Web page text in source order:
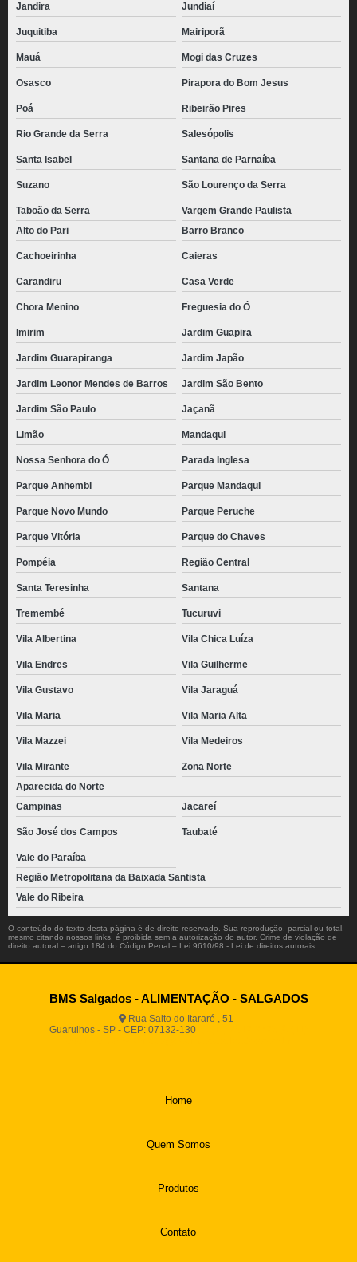
Baixada Santista
pão de queijo congelado 1kg Vila Mariana
pão de queijo caseiro congelado Santa Cruz
distribuidora de pão de queijo de parmesão congelado Belém
pães de queijo congelado atacado CECAP
pão de queijo congelado 1kg Granja Julieta
pão de queijo recheado congelado para revenda valor Poá
pão de queijo de parmesão congelado valor Jardim Leonor
pão de queijo mineiro congelado Ribeirão Pires
pães de queijo caseiro congelado Vila Matilde
distribuidora de pão de queijo palito congelado Bosque Maia
pão de queijo recheado com catupiry congelado Guarulhos
pão de queijo recheado com catupiry congelado valor Santo André
distribuidora de pão de queijo chipa congelado Granja Julieta
pães de queijo gourmet congelado Pompéia
pão de queijo gourmet congelado Chora Menino
distribuidora de pão de queijo recheado com catupiry congelado Jardim
pães de queijo gourmet congelado Butantã
preço de pão de queijo chipa congelado Santo André
pão de queijo empanado congelado valor Barueri
distribuidora de pão de queijo recheado congelado para revenda Vila
Guilherme
distribuidora de pão de queijo chipa congelado Parque Cecap
distribuidora de pão de queijo palito congelado Jardim Londrina
preço de pão de queijo recheado com catupiry congelado Vila Augusta
Jandira Jundiaí
Juquitiba Mairiporã
Mauá Mogi das Cruzes
Osasco Pirapora do Bom Jesus
Poá Ribeirão Pires
Rio Grande da Serra Salesópolis
Santa Isabel Santana de Parnaíba
Suzano São Lourenço da Serra
Taboão da Serra
Vargem Grande Paulista
Alto do Pari
Barro Branco
Cachoeirinha Caieras
Carandiru Casa Verde
Chora Menino Freguesia do Ó
Imirim Jardim Guapira
Jardim Guarapiranga Jardim Japão
Jardim Leonor Mendes de Barros Jardim São Bento
Jardim São Paulo Jaçanã
Limão Mandaqui
Nossa Senhora do Ó Parada Inglesa
Parque Anhembi Parque Mandaqui
Parque Novo Mundo Parque Peruche
Parque Vitória Parque do Chaves
Pompéia Região Central
Santa Teresinha Santana
Tremembé Tucuruvi
Vila Albertina Vila Chica Luíza
Vila Endres Vila Guilherme
Vila Gustavo Vila Jaraguá
Vila Maria Vila Maria Alta
Vila Mazzei Vila Medeiros
Vila Mirante
Zona Norte
Aparecida do Norte
Campinas
Jacareí
São José dos Campos Taubaté
Vale do Paraíba
Região Metropolitana da Baixada Santista
Vale do Ribeira
O conteúdo do texto desta página é de direito reservado. Sua reprodução, parcial ou total,
mesmo citando nossos links, é proibida sem a autorização do autor. Crime de violação de
direito autoral – artigo 184 do Código Penal – Lei 9610/98 - Lei de direitos autorais
BMS Salgados - ALIMENTAÇÃO - SALGADOS
Rua Salto do Itararé , 51 -
Guarulhos - SP - CEP: 07132-130
Home
Quem Somos
Produtos
Contato